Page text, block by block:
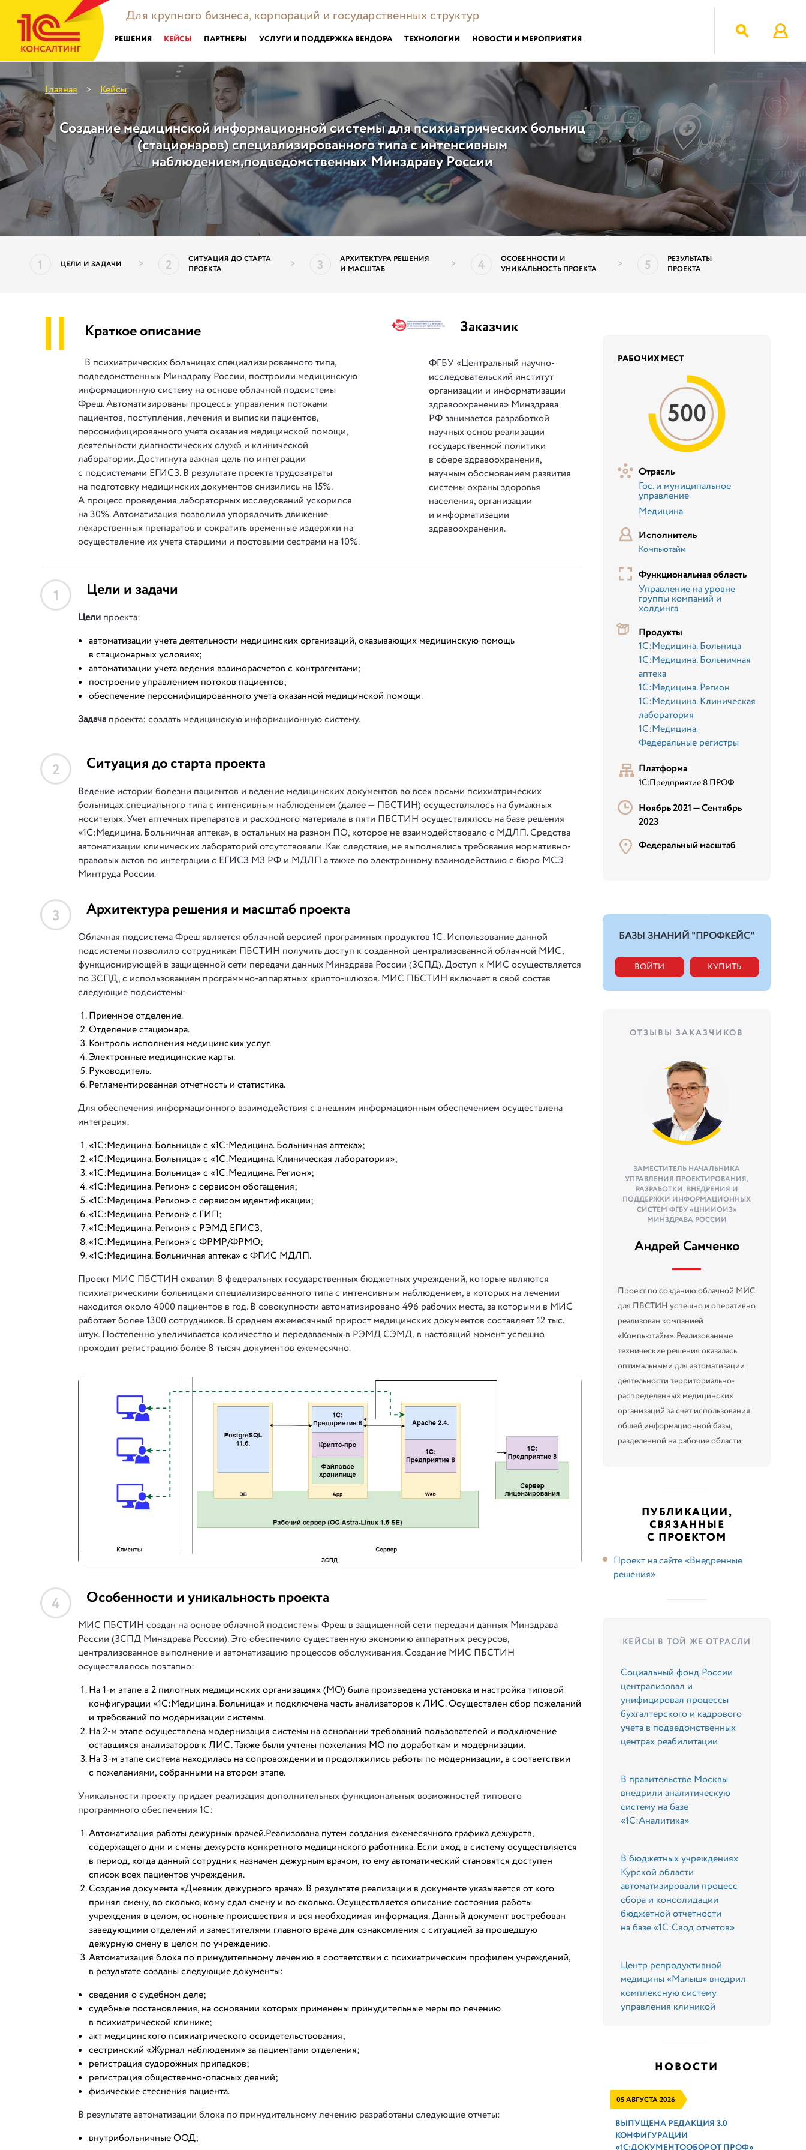
Для крупного бизнеса, корпораций и государственных структур
РЕШЕНИЯ КЕЙСЫ ПАРТНЕРЫ УСЛУГИ И ПОДДЕРЖКА ВЕНДОРА ТЕХНОЛОГИИ НОВОСТИ И МЕРОПРИЯТИЯ
Главная > Кейсы
Создание медицинской информационной системы для психиатрических больниц
(стационаров) специализированного типа с интенсивным
наблюдением,подведомственных Минздраву России
1 ЦЕЛИ И ЗАДАЧИ > 2
СИТУАЦИЯ ДО СТАРТА
ПРОЕКТА
> 3
АРХИТЕКТУРА РЕШЕНИЯ
И МАСШТАБ
> 4
ОСОБЕННОСТИ И
УНИКАЛЬНОСТЬ ПРОЕКТА
> 5
РЕЗУЛЬТАТЫ
ПРОЕКТА
|| Краткое описание
В психиатрических больницах специализированного типа,
подведомственных Минздраву России, построили медицинскую
информационную систему на основе облачной подсистемы
Фреш. Автоматизированы процессы управления потоками
пациентов, поступления, лечения и выписки пациентов,
персонифицированного учета оказания медицинской помощи,
деятельности диагностических служб и клинической
лаборатории. Достигнута важная цель по интеграции
с подсистемами ЕГИСЗ. В результате проекта трудозатраты
на подготовку медицинских документов снизились на 15%.
А процесс проведения лабораторных исследований ускорился
на 30%. Автоматизация позволила упорядочить движение
лекарственных препаратов и сократить временные издержки на
осуществление их учета старшими и постовыми сестрами на 10%.
Заказчик
ФГБУ «Центральный научно-
исследовательский институт
организации и информатизации
здравоохранения» Минздрава
РФ занимается разработкой
научных основ реализации
государственной политики
в сфере здравоохранения,
научным обоснованием развития
системы охраны здоровья
населения, организации
и информатизации
здравоохранения.
1 Цели и задачи
Цели проекта:
автоматизации учета деятельности медицинских организаций, оказывающих медицинскую помощь
в стационарных условиях;
автоматизации учета ведения взаиморасчетов с контрагентами;
построение управлением потоков пациентов;
обеспечение персонифицированного учета оказанной медицинской помощи.
Задача проекта: создать медицинскую информационную систему.
2 Ситуация до старта проекта
Ведение истории болезни пациентов и ведение медицинских документов во всех восьми психиатрических
больницах специального типа с интенсивным наблюдением (далее — ПБСТИН) осуществлялось на бумажных
носителях. Учет аптечных препаратов и расходного материала в пяти ПБСТИН осуществлялось на базе решения
«1С:Медицина. Больничная аптека», в остальных на разном ПО, которое не взаимодействовало с МДЛП. Средства
автоматизации клинических лабораторий отсутствовали. Как следствие, не выполнялись требования нормативно-
правовых актов по интеграции с ЕГИСЗ МЗ РФ и МДЛП а также по электронному взаимодействию с бюро МСЭ
Минтруда России.
3 Архитектура решения и масштаб проекта
Облачная подсистема Фреш является облачной версией программных продуктов 1С. Использование данной
подсистемы позволило сотрудникам ПБСТИН получить доступ к созданной централизованной облачной МИС,
функционирующей в защищенной сети передачи данных Минздрава России (ЗСПД). Доступ к МИС осуществляется
по ЗСПД, с использованием программно-аппаратных крипто-шлюзов. МИС ПБСТИН включает в свой состав
следующие подсистемы:
Приемное отделение.
Отделение стационара.
Контроль исполнения медицинских услуг.
Электронные медицинские карты.
Руководитель.
Регламентированная отчетность и статистика.
Для обеспечения информационного взаимодействия с внешним информационным обеспечением осуществлена
интеграция:
«1С:Медицина. Больница» с «1С:Медицина. Больничная аптека»;
«1С:Медицина. Больница» с «1С:Медицина. Клиническая лаборатория»;
«1С:Медицина. Больница» с «1С:Медицина. Регион»;
«1С:Медицина. Регион» с сервисом обогащения;
«1С:Медицина. Регион» с сервисом идентификации;
«1С:Медицина. Регион» с ГИП;
«1С:Медицина. Регион» с РЭМД ЕГИСЗ;
«1С:Медицина. Регион» с ФРМР/ФРМО;
«1С:Медицина. Больничная аптека» с ФГИС МДЛП.
Проект МИС ПБСТИН охватил 8 федеральных государственных бюджетных учреждений, которые являются
психиатрическими больницами специализированного типа с интенсивным наблюдением, в которых на лечении
находится около 4000 пациентов в год. В совокупности автоматизировано 496 рабочих места, за которыми в МИС
работает более 1300 сотрудников. В среднем ежемесячный прирост медицинских документов составляет 12 тыс.
штук. Постепенно увеличивается количество и передаваемых в РЭМД СЭМД, в настоящий момент успешно
проходит регистрацию более 8 тысяч документов ежемесячно.
4 Особенности и уникальность проекта
МИС ПБСТИН создан на основе облачной подсистемы Фреш в защищенной сети передачи данных Минздрава
России (ЗСПД Минздрава России). Это обеспечило существенную экономию аппаратных ресурсов,
централизованное выполнение и автоматизацию процессов обслуживания. Создание МИС ПБСТИН
осуществлялось поэтапно:
На 1-м этапе в 2 пилотных медицинских организациях (МО) была произведена установка и настройка типовой
конфигурации «1С:Медицина. Больница» и подключена часть анализаторов к ЛИС. Осуществлен сбор пожеланий
и требований по модернизации системы.
На 2-м этапе осуществлена модернизация системы на основании требований пользователей и подключение
оставшихся анализаторов к ЛИС. Также были учтены пожелания МО по доработкам и модернизации.
На 3-м этапе система находилась на сопровождении и продолжились работы по модернизации, в соответствии
с пожеланиями, собранными на втором этапе.
Уникальности проекту придает реализация дополнительных функциональных возможностей типового
программного обеспечения 1С:
Автоматизация работы дежурных врачей.Реализована путем создания ежемесячного графика дежурств,
содержащего дни и смены дежурств конкретного медицинского работника. Если вход в систему осуществляется
в период, когда данный сотрудник назначен дежурным врачом, то ему автоматический становятся доступен
список всех пациентов учреждения.
Создание документа «Дневник дежурного врача». В результате реализации в документе указывается от кого
принял смену, во сколько, кому сдал смену и во сколько. Осуществляется описание состояния работы
учреждения в целом, основные происшествия и вся необходимая информация. Данный документ востребован
заведующими отделений и заместителями главного врача для ознакомления с ситуацией за прошедшую
дежурную смену в целом по учреждению.
Автоматизация блока по принудительному лечению в соответствии с психиатрическим профилем учреждений,
в результате созданы следующие документы:
сведения о судебном деле;
судебные постановления, на основании которых применены принудительные меры по лечению
в психиатрической клинике;
акт медицинского психиатрического освидетельствования;
сестринский «Журнал наблюдения» за пациентами отделения;
регистрация судорожных припадков;
регистрация общественно-опасных деяний;
физические стеснения пациента.
В результате автоматизации блока по принудительному лечению разработаны следующие отчеты:
внутрибольничные ООД;
РАБОЧИХ МЕСТ
500
Отрасль
Гос. и муниципальное
управление
Медицина
Исполнитель
Компьютайм
Функциональная область
Управление на уровне
группы компаний и
холдинга
Продукты
1С:Медицина. Больница
1С:Медицина. Больничная
аптека
1С:Медицина. Регион
1С:Медицина. Клиническая
лаборатория
1С:Медицина.
Федеральные регистры
Платформа
1С:Предприятие 8 ПРОФ
Ноябрь 2021 —Сентябрь
2023
Федеральный масштаб
БАЗЫ ЗНАНИЙ "ПРОФКЕЙС"
ВОЙТИ КУПИТЬ
ОТЗЫВЫ ЗАКАЗЧИКОВ
ЗАМЕСТИТЕЛЬ НАЧАЛЬНИКА
УПРАВЛЕНИЯ ПРОЕКТИРОВАНИЯ,
РАЗРАБОТКИ, ВНЕДРЕНИЯ И
ПОДДЕРЖКИ ИНФОРМАЦИОННЫХ
СИСТЕМ ФГБУ «ЦНИИОИЗ»
МИНЗДРАВА РОССИИ
Андрей Самченко
Проект по созданию облачной МИС
для ПБСТИН успешно и оперативно
реализован компанией
«Компьютайм». Реализованные
технические решения оказалась
оптимальными для автоматизации
деятельности территориально-
распределенных медицинских
организаций за счет использования
общей информационной базы,
разделенной на рабочие области.
ПУБЛИКАЦИИ,
СВЯЗАННЫЕ
С ПРОЕКТОМ
Проект на сайте «Внедренные
решения»
КЕЙСЫ В ТОЙ ЖЕ ОТРАСЛИ
Социальный фонд России
централизовал и
унифицировал процессы
бухгалтерского и кадрового
учета в подведомственных
центрах реабилитации
В правительстве Москвы
внедрили аналитическую
систему на базе
«1С:Аналитика»
В бюджетных учреждениях
Курской области
автоматизировали процесс
сбора и консолидации
бюджетной отчетности
на базе «1С:Свод отчетов»
Центр репродуктивной
медицины «Малыш» внедрил
комплексную систему
управления клиникой
НОВОСТИ
05 АВГУСТА 2026
ВЫПУЩЕНА РЕДАКЦИЯ 3.0
КОНФИГУРАЦИИ
«1С:ДОКУМЕНТООБОРОТ ПРОФ»